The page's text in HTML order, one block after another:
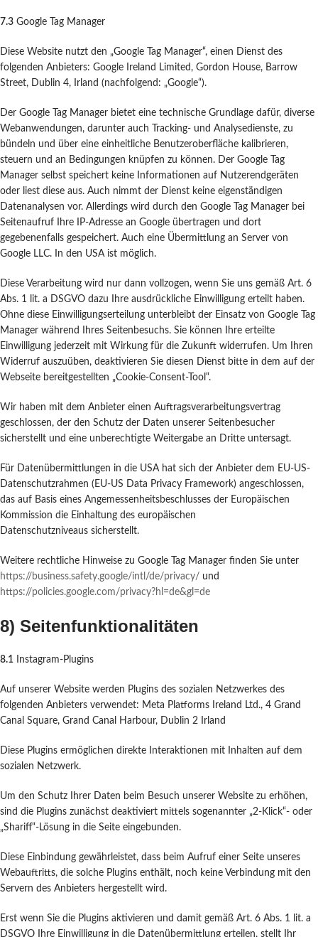
7.3 Google Tag Manager
Diese Website nutzt den „Google Tag Manager“, einen Dienst des
folgenden Anbieters: Google Ireland Limited, Gordon House, Barrow
Street, Dublin 4, Irland (nachfolgend: „Google“).
Der Google Tag Manager bietet eine technische Grundlage dafür, diverse
Webanwendungen, darunter auch Tracking- und Analysedienste, zu
bündeln und über eine einheitliche Benutzeroberfläche kalibrieren,
steuern und an Bedingungen knüpfen zu können. Der Google Tag
Manager selbst speichert keine Informationen auf Nutzerendgeräten
oder liest diese aus. Auch nimmt der Dienst keine eigenständigen
Datenanalysen vor. Allerdings wird durch den Google Tag Manager bei
Seitenaufruf Ihre IP-Adresse an Google übertragen und dort
gegebenenfalls gespeichert. Auch eine Übermittlung an Server von
Google LLC. In den USA ist möglich.
Diese Verarbeitung wird nur dann vollzogen, wenn Sie uns gemäß Art. 6
Abs. 1 lit. a DSGVO dazu Ihre ausdrückliche Einwilligung erteilt haben.
Ohne diese Einwilligungserteilung unterbleibt der Einsatz von Google Tag
Manager während Ihres Seitenbesuchs. Sie können Ihre erteilte
Einwilligung jederzeit mit Wirkung für die Zukunft widerrufen. Um Ihren
Widerruf auszuüben, deaktivieren Sie diesen Dienst bitte in dem auf der
Webseite bereitgestellten „Cookie-Consent-Tool“.
Wir haben mit dem Anbieter einen Auftragsverarbeitungsvertrag
geschlossen, der den Schutz der Daten unserer Seitenbesucher
sicherstellt und eine unberechtigte Weitergabe an Dritte untersagt.
Für Datenübermittlungen in die USA hat sich der Anbieter dem EU-US-
Datenschutzrahmen (EU-US Data Privacy Framework) angeschlossen,
das auf Basis eines Angemessenheitsbeschlusses der Europäischen
Kommission die Einhaltung des europäischen
Datenschutzniveaus sicherstellt.
Weitere rechtliche Hinweise zu Google Tag Manager finden Sie unter
https://business.safety.google/intl /de/privacy/ und
https://policies.google.com/privacy?hl=de&gl=de
8) Seitenfunktionalitäten
8.1 Instagram-Plugins
Auf unserer Website werden Plugins des sozialen Netzwerkes des
folgenden Anbieters verwendet: Meta Platforms Ireland Ltd., 4 Grand
Canal Square, Grand Canal Harbour, Dublin 2 Irland
Diese Plugins ermöglichen direkte Interaktionen mit Inhalten auf dem
sozialen Netzwerk.
Um den Schutz Ihrer Daten beim Besuch unserer Website zu erhöhen,
sind die Plugins zunächst deaktiviert mittels sogenannter „2-Klick“- oder
„Shariff“-Lösung in die Seite eingebunden.
Diese Einbindung gewährleistet, dass beim Aufruf einer Seite unseres
Webauftritts, die solche Plugins enthält, noch keine Verbindung mit den
Servern des Anbieters hergestellt wird.
Erst wenn Sie die Plugins aktivieren und damit gemäß Art. 6 Abs. 1 lit. a
DSGVO Ihre Einwilligung in die Datenübermittlung erteilen, stellt Ihr